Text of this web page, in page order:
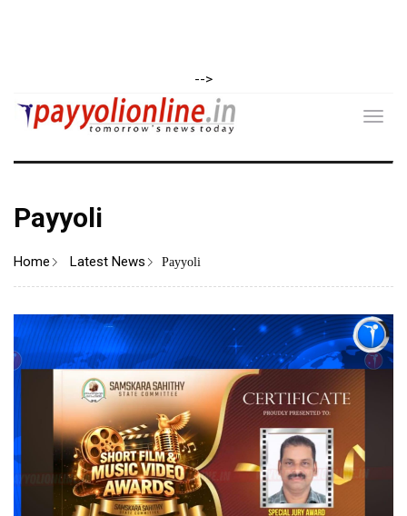
-->
Payyoli
Home Latest News Payyoli